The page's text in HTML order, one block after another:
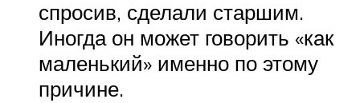
спросив, сделали старшим.
Иногда он может говорить «как
маленький» именно по этому
причине.